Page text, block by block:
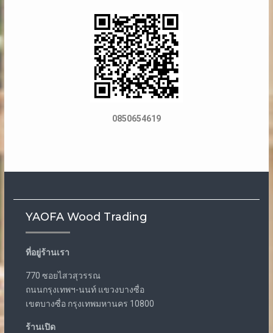
0850654619
YAOFA Wood Trading
ที่อยู่ร้านเรา
770 ซอยไสวสุวรรณ
ถนนกรุงเทพฯ-นนท์ แขวงบางซื่อ
เขตบางซื่อ กรุงเทพมหานคร 10800
ร้านเปิด